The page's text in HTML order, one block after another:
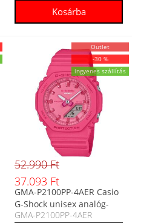
Outlet
-30 %
ingyenes szállítás
52.990 Ft
37.093 Ft
GMA-P2100PP-4AER Casio
G-Shock unisex analóg-
digitális karóra
GMA-P2100PP-4AER